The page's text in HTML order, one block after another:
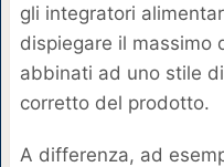
gli integratori
dispiegare il massimo
abbinati ad uno stile
corretto del prodotto.
A differenza, ad